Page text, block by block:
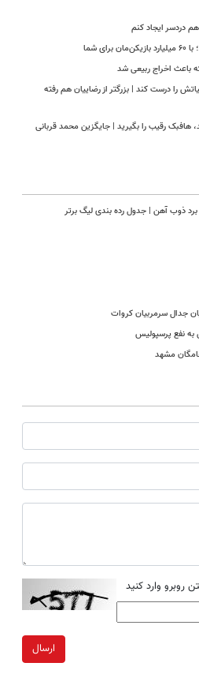
دردسر ایجاد کنم
شما
باعث اخراج ربیعی شد
را درست کند | بزرگتر از رضاییان هم رفته
هافبک رقیب را بگیرید | جایگزین محمد قربانی
ذوب آهن | جدول رده بندی لیگ برتر
جدال سرمربیان کروات
نفع پرسپولیس
مشهد
روبرو وارد کنید
ارسال